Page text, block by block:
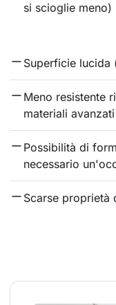
si scioglie meno)
Superficie lucida
Meno resistente
materiali avanzati
Possibilità di
necessario
Scarse proprietà